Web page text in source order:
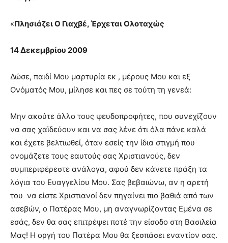
«Πλησιάζει Ο Γιαχβέ, Έρχεται Ολοταχώς
14 Δεκεμβρίου 2009
Δώσε, παιδί Μου μαρτυρία εκ , μέρους Μου και εξ
Ονόματός Μου, μίλησε και πες σε τούτη τη γενεά:
Μην ακούτε άλλο τους ψευδοπροφήτες, που συνεχίζουν
να σας χαϊδεύουν και να σας λένε ότι όλα πάνε καλά
και έχετε βελτιωθεί, όταν εσείς την ίδια στιγμή που
ονομάζετε τους εαυτούς σας Χριστιανούς, δεν
συμπεριφέρεστε ανάλογα, αφού δεν κάνετε πράξη τα
λόγια του Ευαγγελίου Μου. Σας βεβαιώνω, αν η αρετή
του να είστε Χριστιανοί δεν πηγαίνει πιο βαθιά από των
ασεβών, ο Πατέρας Μου, μη αναγνωρίζοντας Εμένα σε
εσάς, δεν θα σας επιτρέψει ποτέ την είσοδο στη Βασιλεία
Μας! Η οργή του Πατέρα Μου θα ξεσπάσει εναντίον σας.